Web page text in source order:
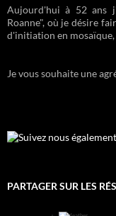
Aujourd'hui à 52 ans
Roanne", où je désire
d'initiation en
Je vous souhaite une
Suivez nous
PARTAGER SUR LES